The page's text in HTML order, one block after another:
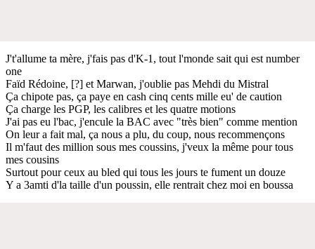
J't'allume ta mère, j'fais pas d'K-1, tout l'monde sait qui est number
one
Faïd Rédoine, [?] et Marwan, j'oublie pas Mehdi du Mistral
Ça chipote pas, ça paye en cash cinq cents mille eu' de caution
Ça charge les PGP, les calibres et les quatre motions
J'ai pas eu l'bac, j'encule la BAC avec "très bien" comme mention
On leur a fait mal, ça nous a plu, du coup, nous recommençons
Il m'faut des million sous mes coussins, j'veux la même pour tous
mes cousins
Surtout pour ceux au bled qui tous les jours te fument un douze
Y a 3amti d'la taille d'un poussin, elle rentrait chez moi en boussa